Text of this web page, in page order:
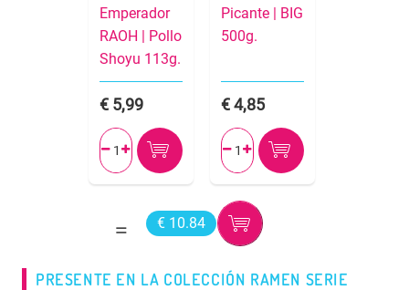
Emperador
RAOH | Pollo
Shoyu 113g.
5,99
 
Picante | BIG
500g.
4,85
 
€ 10.84
PRESENTE EN LA COLECCIÓN RAMEN SERIE